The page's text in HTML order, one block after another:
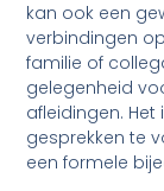
kan ook een
verbindingen
familie of
gelegenheid
afleidingen.
gesprekken te
een formele